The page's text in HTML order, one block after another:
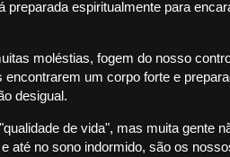
preparada espiritualmente para
moléstias, fogem do nosso
um corpo forte e
desigual.
de vida", mas muita gente
até no sono indormido, são os